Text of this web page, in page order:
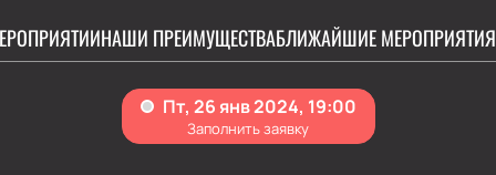
НАШИ ПРЕИМУЩЕСТВАБЛИЖАЙШИЕ МЕРОПРИЯТИЯ